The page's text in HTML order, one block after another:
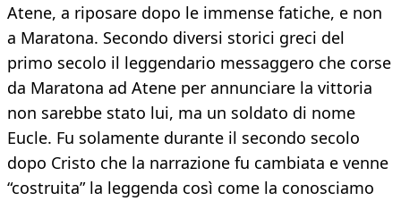
Atene, a riposare dopo le immense fatiche, e non
a Maratona. Secondo diversi storici greci del
primo secolo il leggendario messaggero che corse
da Maratona ad Atene per annunciare la vittoria
non sarebbe stato lui, ma un soldato di nome
Eucle. Fu solamente durante il secondo secolo
dopo Cristo che la narrazione fu cambiata e venne
“costruita” la leggenda così come la conosciamo